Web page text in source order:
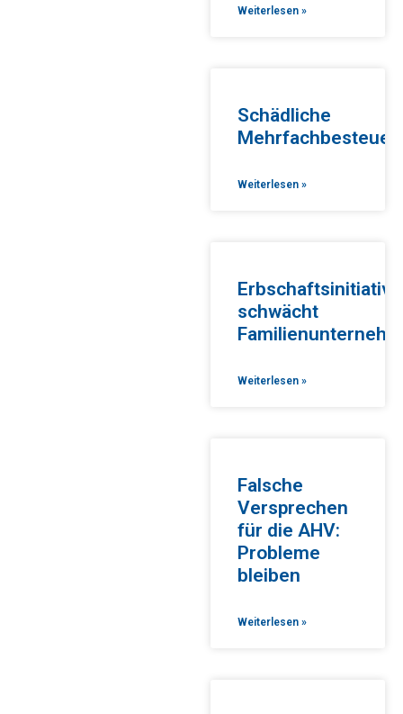
Weiterlesen »
Schädliche
Weiterlesen »
Erbschaftsinitiative
schwächt
Weiterlesen »
Falsche
Versprechen
für die AHV:
Probleme
bleiben
Weiterlesen »